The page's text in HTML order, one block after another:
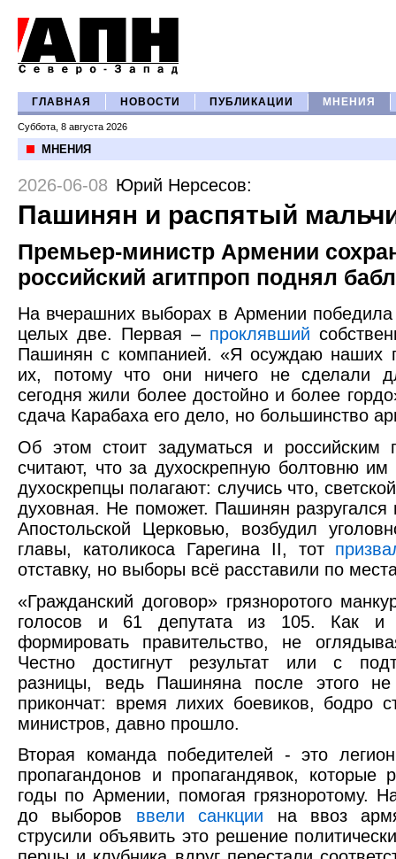
ГЛАВНАЯ НОВОСТИ ПУБЛИКАЦИИ МНЕНИЯ
Суббота, 8 августа 2026
МНЕНИЯ
2026-06-08 Юрий Нерсесов:
Пашинян и распятый
Премьер-министр Армении
российский агитпроп поднял
На вчерашних выборах в Армении
целых две. Первая – проклявший
Пашинян с компанией. «Я осуждаю наших
их, потому что они ничего не сделали
сегодня жили более достойно и более
сдача Карабаха его дело, но большинство
Об этом стоит задуматься и российским
считают, что за духоскрепную болтовню
духоскрепцы полагают: случись что,
духовная. Не поможет. Пашинян
Апостольской Церковью, возбудил
главы, католикоса Гарегина II, тот
отставку, но выборы всё расставили по
«Гражданский договор» грязноротого
голосов и 61 депутата из 105. Как
формировать правительство, не
Честно достигнут результат или с
разницы, ведь Пашиняна после этого
прикончат: время лихих боевиков, бодро
министров, давно прошло.
Вторая команда победителей - это легион
пропагандонов и пропагандявок, которые
годы по Армении, помогая грязноротому.
до выборов ввели санкции на ввоз
струсили объявить это решение